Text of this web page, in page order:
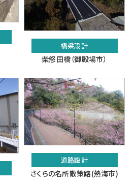
橋梁設計
柴怒田橋（御殿場市）
道路設計
さくらの名所散策路(熱海市)